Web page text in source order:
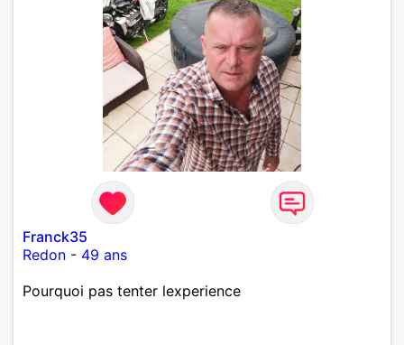
Franck35
Redon - 49 ans
Pourquoi pas tenter lexperience